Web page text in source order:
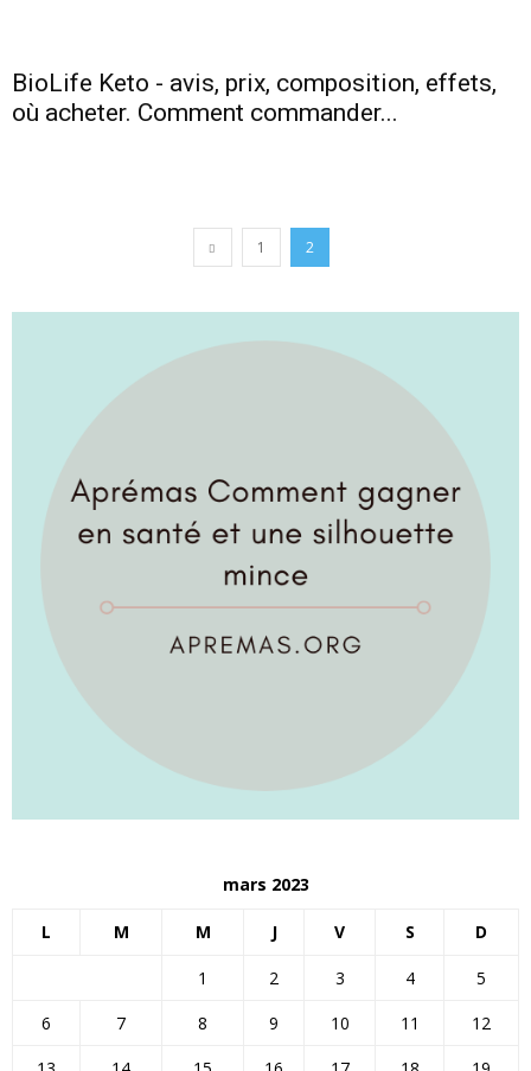
BioLife Keto - avis, prix, composition, effets,
où acheter. Comment commander...
1 2
mars 2023
L M M J V S D
1 2 3 4
5
6
7 8 9 10 11
12